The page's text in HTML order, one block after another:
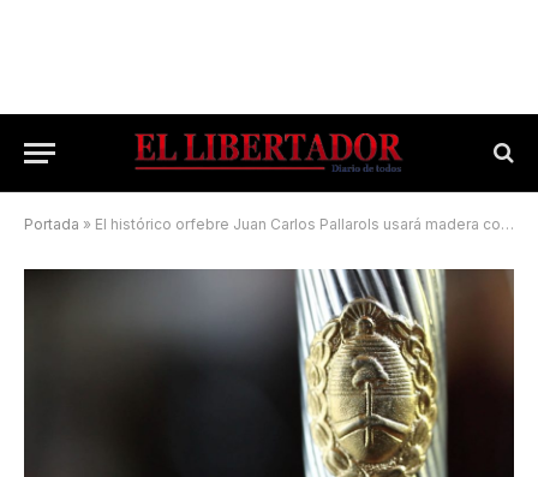
Portada » El histórico orfebre Juan Carlos Pallarols usará madera correntina para el bastón presidencial